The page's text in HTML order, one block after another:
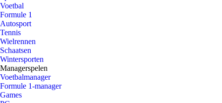
Voetbal
Formule 1
Autosport
Tennis
Wielrennen
Schaatsen
Wintersporten
Managerspelen
Voetbalmanager
Formule 1-manager
Games